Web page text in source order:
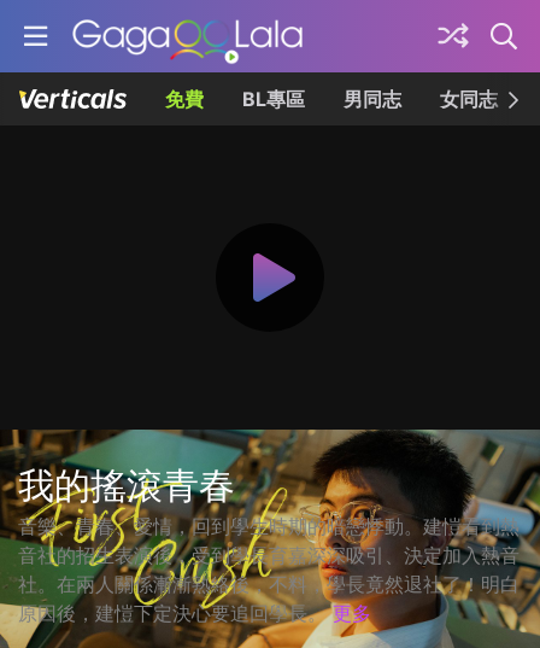
免費 BL專區 男同志 女同志
我的搖滾青春
音樂、青春、愛情，回到學生時期的暗戀悸動。建愷看到熱
音社的招生表演後，受到學長育嘉深深吸引、決定加入熱音
社。在兩人關係漸漸熟絡後，不料，學長竟然退社了！明白
原因後，建愷下定決心要追回學長。 更多